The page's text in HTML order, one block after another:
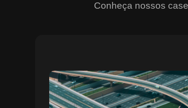
Conheça nossos
Sobre o Case